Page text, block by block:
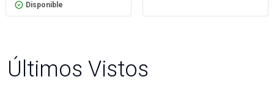
Disponible
Últimos Vistos